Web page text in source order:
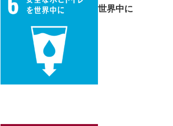
世界中に